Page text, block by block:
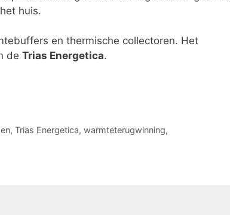
huis.
en thermische collectoren. Het
de Trias Energetica.
, Trias Energetica, warmteterugwinning,